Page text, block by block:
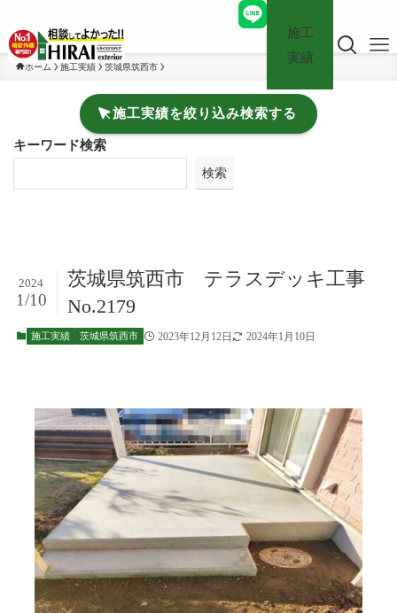
施工
実績
ホーム 施工実績 茨城県筑西市
施工実績を絞り込み検索する
キーワード検索
検索
茨城県筑西市 テラスデッキ工事
No.2179
2024
1/10
施工実績 茨城県筑西市 2023年12月12日 2024年1月10日